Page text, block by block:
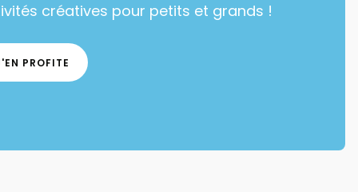
créatives pour petits et grands !
PROFITE